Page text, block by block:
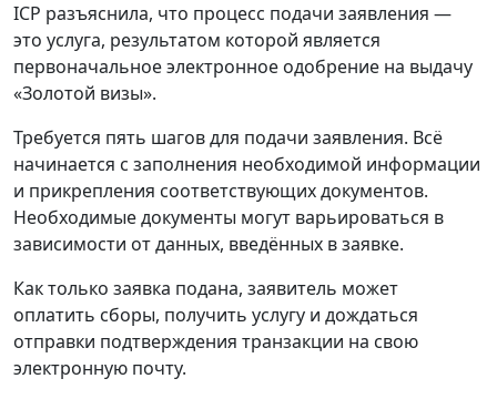
ICP разъяснила, что процесс подачи заявления —
это услуга, результатом которой является
первоначальное электронное одобрение на выдачу
«Золотой визы».
Требуется пять шагов для подачи заявления. Всё
начинается с заполнения необходимой информации
и прикрепления соответствующих документов.
Необходимые документы могут варьироваться в
зависимости от данных, введённых в заявке.
Как только заявка подана, заявитель может
оплатить сборы, получить услугу и дождаться
отправки подтверждения транзакции на свою
электронную почту.